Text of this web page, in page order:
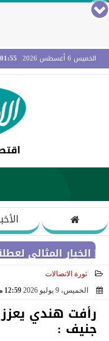
الخميس 6 أغسطس 2026 01:55 صـ
ثورة الاتصالات
الخميس، 9 يوليو 2026
12:59 مـ
رأفت هندي
جنيف :